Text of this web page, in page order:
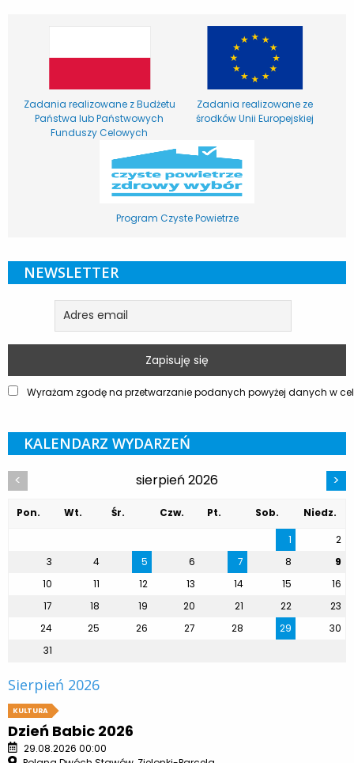
Zadania realizowane z Budżetu
Państwa lub Państwowych
Funduszy Celowych
Zadania realizowane ze
środków Unii Europejskiej
Program Czyste Powietrze
NEWSLETTER
Wyrażam zgodę na przetwarzanie podanych powyżej danych w
KALENDARZ WYDARZEŃ
< sierpień 2026 >
Pon. Wt. Śr. Czw. Pt. Sob.
Niedz.
1
2
3
4 5 6 7 8
9
10
11 12 13 14 15
16
17
18 19 20 21 22
23
24
25 26 27 28 29
30
31
Sierpień 2026
KULTURA
Dzień Babic 2026
29.08.2026 00:00